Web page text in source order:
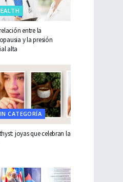
entre la
y la presión
alta
CATEGORÍA
joyas que celebran la